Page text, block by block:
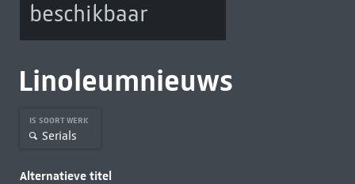
beschikbaar
Linoleumnieuws
IS SOORT WERK
Serials
Alternatieve titel